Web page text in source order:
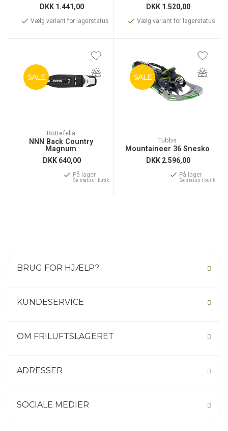
DKK 1.441,00
Vælg variant for lagerstatus
DKK 1.520,00
Vælg variant for lagerstatus
SALE
Rottefella
NNN Back Country
Magnum
DKK 640,00
På lager
Se status i butik
SALE
Tubbs
Mountaineer 36 Snesko
DKK 2.596,00
På lager
Se status i butik
BRUG FOR HJÆLP?
KUNDESERVICE
OM FRILUFTSLAGERET
ADRESSER
SOCIALE MEDIER